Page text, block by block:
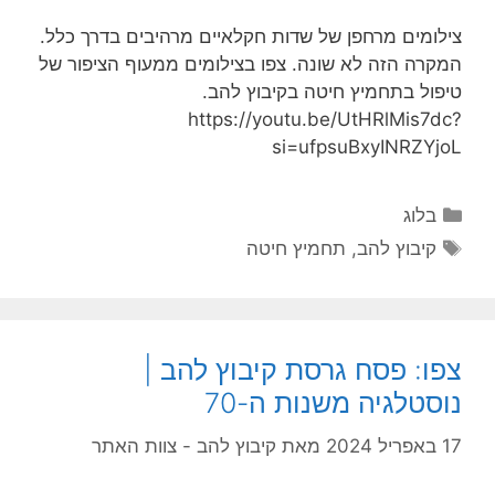
צילומים מרחפן של שדות חקלאיים מרהיבים בדרך כלל.
המקרה הזה לא שונה. צפו בצילומים ממעוף הציפור של
טיפול בתחמיץ חיטה בקיבוץ להב.
https://youtu.be/UtHRlMis7dc?
si=ufpsuBxyINRZYjoL
בלוג
קיבוץ להב, תחמיץ חיטה
צפו: פסח גרסת קיבוץ להב |
נוסטלגיה משנות ה-70
17 באפריל 2024 מאת קיבוץ להב - צוות האתר